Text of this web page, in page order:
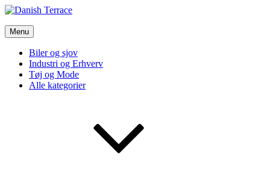
Skip
content
Danish Terrace
Vi bruger de bedste nyheder fra tech verdenen og meget mere
Menu
Biler og sjov
Industri og Erhverv
Tøj og Mode
Alle kategorier